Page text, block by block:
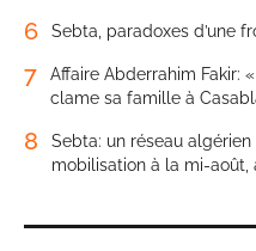
6 Sebta, paradoxes d’une
7
Affaire Abderrahim Fakir:
clame sa famille à
8
Sebta: un réseau
mobilisation à la mi-août,